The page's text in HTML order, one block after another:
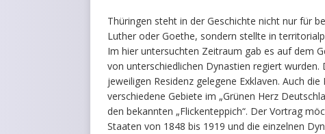
Thüringen steht in der Geschichte nicht nur für
Luther oder Goethe, sondern stellte in
Im hier untersuchten Zeitraum gab es auf dem
von unterschiedlichen Dynastien regiert
jeweiligen Residenz gelegene Exklaven. Auch
verschiedene Gebiete im „Grünen Herz
den bekannten „Flickenteppich“. Der Vortrag
Staaten von 1848 bis 1919 und die einzelnen